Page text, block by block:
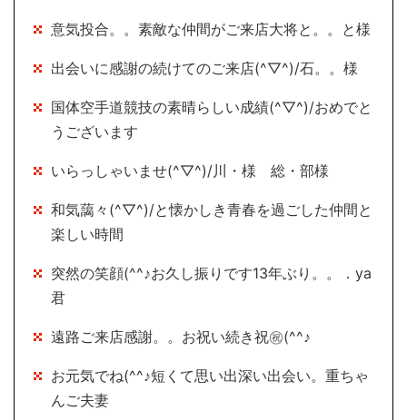
意気投合。。素敵な仲間がご来店大将と。。と様
出会いに感謝の続けてのご来店(^▽^)/石。。様
国体空手道競技の素晴らしい成績(^▽^)/おめでと
うございます
いらっしゃいませ(^▽^)/川・様 総・部様
和気藹々(^▽^)/と懐かしき青春を過ごした仲間と
楽しい時間
突然の笑顔(^^♪お久し振りです13年ぶり。。．ya
君
遠路ご来店感謝。。お祝い続き祝㊗(^^♪
お元気でね(^^♪短くて思い出深い出会い。重ちゃ
んご夫妻